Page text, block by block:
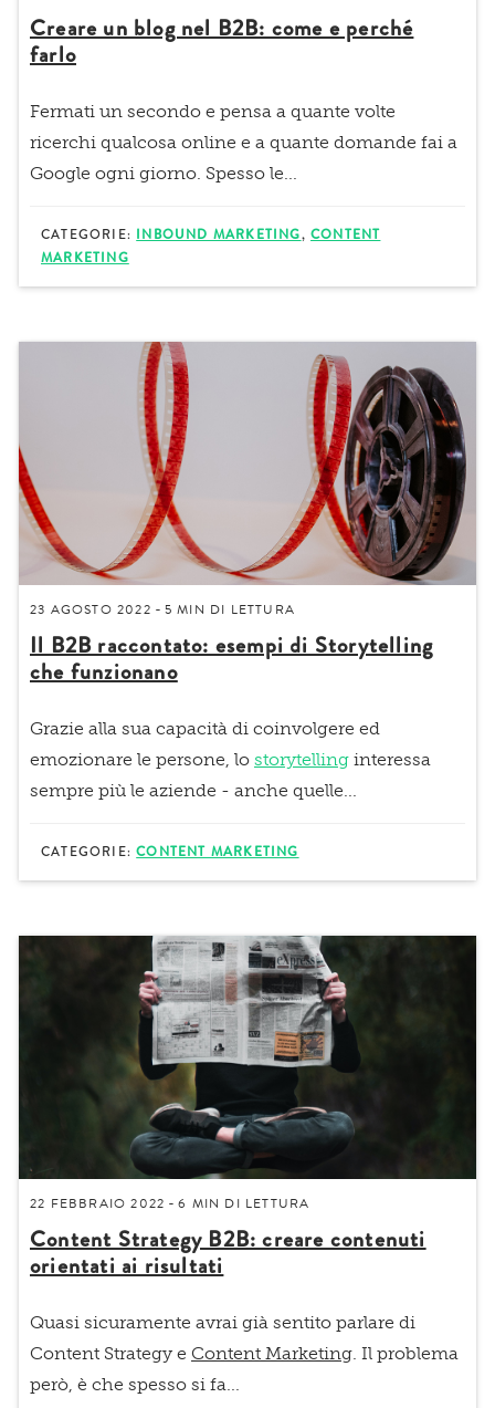
Creare un blog nel B2B: come e perché
farlo
Fermati un secondo e pensa a quante volte
ricerchi qualcosa online e a quante domande fai a
Google ogni giorno. Spesso le...
CATEGORIE: INBOUND MARKETING,CONTENT
MARKETING
23 AGOSTO 2022 - 5 MIN DI LETTURA
Il B2B raccontato: esempi di Storytelling
che funzionano
Grazie alla sua capacità di coinvolgere ed
emozionare le persone, lo storytelling interessa
sempre più le aziende - anche quelle...
CATEGORIE:CONTENT MARKETING
22 FEBBRAIO 2022 -6 MIN DI LETTURA
Content Strategy B2B: creare contenuti
orientati ai risultati
Quasi sicuramente avrai già sentito parlare di
Content Strategy e Content Marketing . Il problema
però, è che spesso si fa...